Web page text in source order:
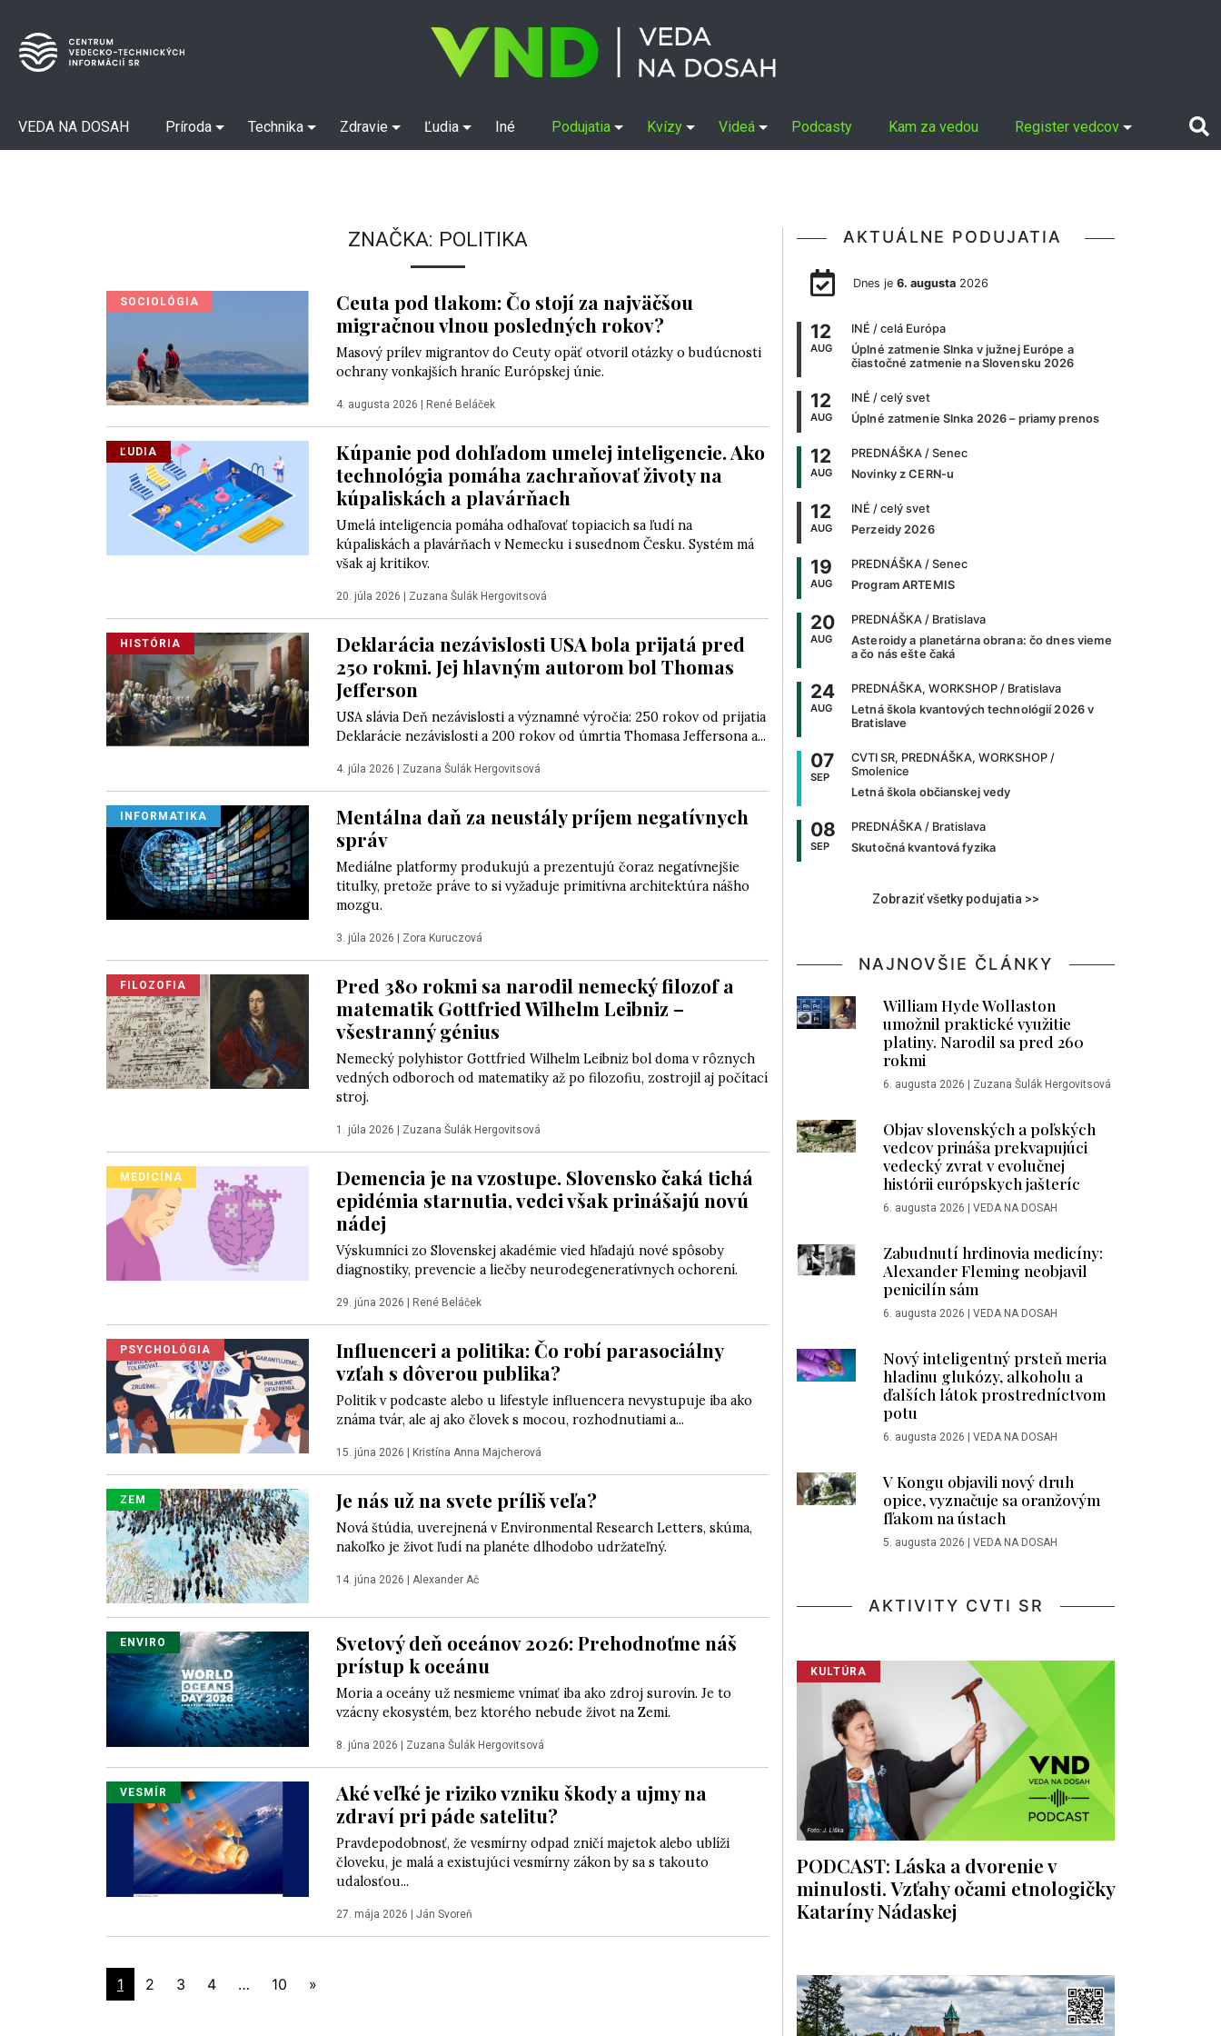
VEDA NA DOSAH Príroda Technika Zdravie Ľudia Iné Podujatia Kvízy Videá Podcasty Kam za vedou Register vedcov
ZNAČKA: POLITIKA
SOCIOLÓGIA
Ceuta pod tlakom: Čo stojí za najväčšou
migračnou vlnou posledných rokov?
Masový prílev migrantov do Ceuty opäť otvoril otázky o budúcnosti
ochrany vonkajších hraníc Európskej únie.
4. augusta 2026 René Beláček
ĽUDIA
Kúpanie pod dohľadom umelej inteligencie. Ako
technológia pomáha zachraňovať životy na
kúpaliskách a plavárňach
Umelá inteligencia pomáha odhaľovať topiacich sa ľudí na
kúpaliskách a plavárňach v Nemecku i susednom Česku. Systém má
však aj kritikov.
20. júla 2026 Zuzana Šulák Hergovitsová
HISTÓRIA
Deklarácia nezávislosti USA bola prijatá pred
250 rokmi. Jej hlavným autorom bol Thomas
Jefferson
USA slávia Deň nezávislosti a významné výročia: 250 rokov od prijatia
Deklarácie nezávislosti a 200 rokov od úmrtia Thomasa Jeffersona a...
4. júla 2026 Zuzana Šulák Hergovitsová
INFORMATIKA
Mentálna daň za neustály príjem negatívnych
správ
Mediálne platformy produkujú a prezentujú čoraz negatívnejšie
titulky, pretože práve to si vyžaduje primitívna architektúra nášho
mozgu.
3. júla 2026 Zora Kuruczová
FILOZOFIA
Pred 380 rokmi sa narodil nemecký filozof a
matematik Gottfried Wilhelm Leibniz –
všestranný génius
Nemecký polyhistor Gottfried Wilhelm Leibniz bol doma v rôznych
vedných odboroch od matematiky až po filozofiu, zostrojil aj počítací
stroj.
1. júla 2026 Zuzana Šulák Hergovitsová
MEDICÍNA
Demencia je na vzostupe. Slovensko čaká tichá
epidémia starnutia, vedci však prinášajú novú
nádej
Výskumníci zo Slovenskej akadémie vied hľadajú nové spôsoby
diagnostiky, prevencie a liečby neurodegeneratívnych ochorení.
29. júna 2026 René Beláček
PSYCHOLÓGIA
Influenceri a politika: Čo robí parasociálny
vzťah s dôverou publika?
Politik v podcaste alebo u lifestyle influencera nevystupuje iba ako
známa tvár, ale aj ako človek s mocou, rozhodnutiami a...
15. júna 2026 Kristína Anna Majcherová
ZEM Je nás už na svete príliš veľa?
Nová štúdia, uverejnená v Environmental Research Letters, skúma,
nakoľko je život ľudí na planéte dlhodobo udržateľný.
14. júna 2026 Alexander Ač
ENVIRO
Svetový deň oceánov 2026: Prehodnoťme náš
prístup k oceánu
Moria a oceány už nesmieme vnímať iba ako zdroj surovín. Je to
vzácny ekosystém, bez ktorého nebude život na Zemi.
8. júna 2026 Zuzana Šulák Hergovitsová
VESMÍR
Aké veľké je riziko vzniku škody a ujmy na
zdraví pri páde satelitu?
Pravdepodobnosť, že vesmírny odpad zničí majetok alebo ublíži
človeku, je malá a existujúci vesmírny zákon by sa s takouto
udalosťou...
27. mája 2026 Ján Svoreň
1 2 3 4 … 10 »
AKTUÁLNE PODUJATIA
Dnes je 6. augusta2026
12
AUG
INÉ / celá Európa
Úplné zatmenie Slnka v južnej Európe a
čiastočné zatmenie na Slovensku 2026
12
AUG
INÉ / celý svet
Úplné zatmenie Slnka 2026 – priamy prenos
12
AUG
PREDNÁŠKA / Senec
Novinky z CERN-u
12
AUG
INÉ / celý svet
Perzeidy 2026
19
AUG
PREDNÁŠKA / Senec
Program ARTEMIS
20
AUG
PREDNÁŠKA / Bratislava
Asteroidy a planetárna obrana: čo dnes vieme
a čo nás ešte čaká
24
AUG
PREDNÁŠKA, WORKSHOP / Bratislava
Letná škola kvantových technológií 2026 v
Bratislave
07
SEP
CVTI SR, PREDNÁŠKA, WORKSHOP /
Smolenice
Letná škola občianskej vedy
08
SEP
PREDNÁŠKA / Bratislava
Skutočná kvantová fyzika
Zobraziť všetky podujatia >>
NAJNOVŠIE ČLÁNKY
William Hyde Wollaston
umožnil praktické využitie
platiny. Narodil sa pred 260
rokmi
6. augusta 2026 | Zuzana Šulák Hergovitsová
Objav slovenských a poľských
vedcov prináša prekvapujúci
vedecký zvrat v evolučnej
histórii európskych jašteríc
6. augusta 2026 | VEDA NA DOSAH
Zabudnutí hrdinovia medicíny:
Alexander Fleming neobjavil
penicilín sám
6. augusta 2026 | VEDA NA DOSAH
Nový inteligentný prsteň meria
hladinu glukózy, alkoholu a
ďalších látok prostredníctvom
potu
6. augusta 2026 | VEDA NA DOSAH
V Kongu objavili nový druh
opice, vyznačuje sa oranžovým
fľakom na ústach
5. augusta 2026 | VEDA NA DOSAH
AKTIVITY CVTI SR
KULTÚRA
PODCAST: Láska a dvorenie v
minulosti. Vzťahy očami etnologičky
Kataríny Nádaskej